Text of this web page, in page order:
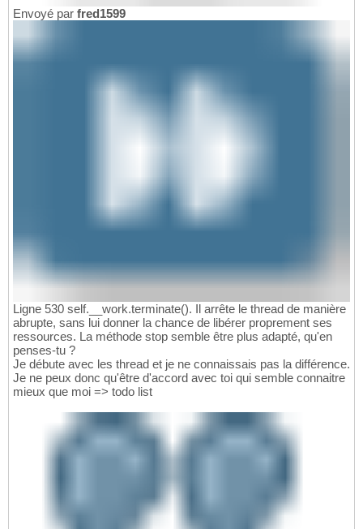
Envoyé par fred1599
Ligne 530 self.__work.terminate(). Il arrête le thread de manière
abrupte, sans lui donner la chance de libérer proprement ses
ressources. La méthode stop semble être plus adapté, qu'en
penses-tu ?
Je débute avec les thread et je ne connaissais pas la différence.
Je ne peux donc qu'être d'accord avec toi qui semble connaitre
mieux que moi => todo list